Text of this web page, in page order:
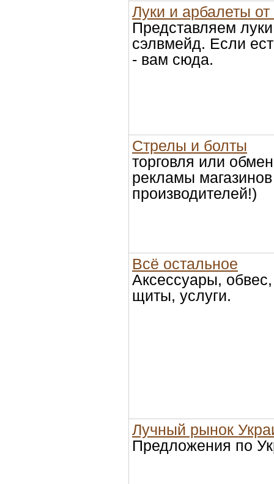
Луки и арбалеты
Представляем
сэлвмейд. Если
- вам сюда.
Стрелы и болты
торговля или
рекламы
производителей!)
Всё остальное
Аксессуары,
щиты, услуги.
Лучный рынок
Предложения по